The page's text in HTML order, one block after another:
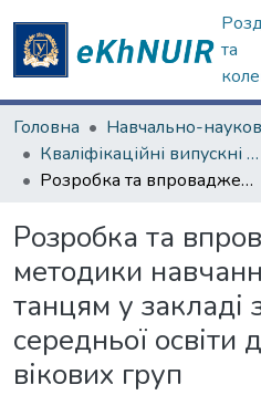
та
Головна
Кваліфікаційні випускні роботи бакалаврів. Навчально-науковий інститут «Українська інженерно-педагогічна академія»
Розробка та впровадження методики навчання спортивним танцям у закладі загальної середньої освіти для різних вікових груп
Розробка та
методики
танцям у закладі
середньої освіти
вікових груп